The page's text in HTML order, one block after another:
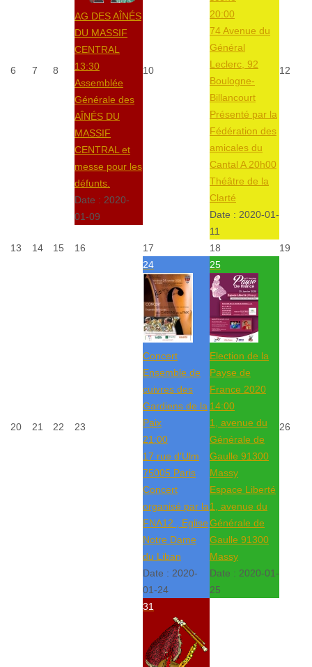
6 7 8
AG DES AÎNÉS
DU MASSIF
CENTRAL
13:30
Assemblée
Générale des
AÎNÉS DU
MASSIF
CENTRAL et
messe pour les
défunts.
Date : 2020-
01-09
10
20:00
74 Avenue du
Général
Leclerc, 92
Boulogne-
Billancourt
Présenté par la
Fédération des
amicales du
Cantal A 20h00
Théâtre de la
Clarté
Date : 2020-01-
11
12
13 14 15 16 17 18 19
20 21 22 23
24
Concert
Ensemble de
cuivres des
Gardiens de la
Paix
21:00
17 rue d'Ulm
75005 Paris
Concert
organisé par la
FNA12 , Eglise
Notre Dame
du Liban
Date : 2020-
01-24
25
Election de la
Payse de
France 2020
14:00
1, avenue du
Générale de
Gaulle 91300
Massy
Espace Liberté
1, avenue du
Générale de
Gaulle 91300
Massy
Date : 2020-01-
25
26
31